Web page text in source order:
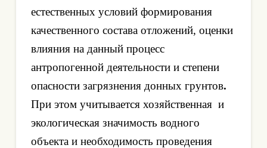
естественных условий формирования
качественного состава отложений, оценки
влияния на данный процесс
антропогенной деятельности и степени
опасности загрязнения донных грунтов.
При этом учитывается хозяйственная и
экологическая значимость водного
объекта и необходимость проведения